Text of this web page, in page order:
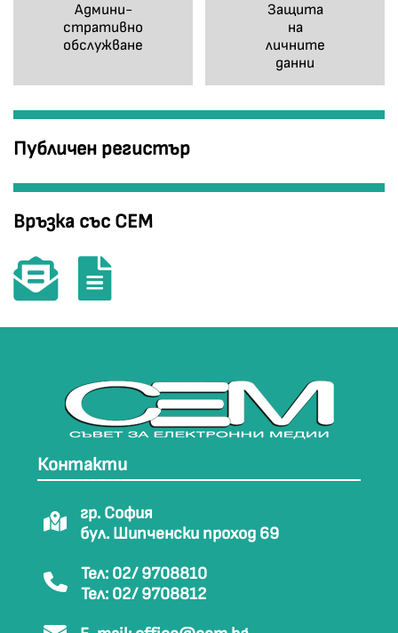
Админи-
стративно
обслужване
Защита
на
личните
данни
Публичен регистър
Връзка със СЕМ
Контакти
гр. София
бул. Шипченски проход 69
Тел: 02/ 9708810
Тел: 02/ 9708812